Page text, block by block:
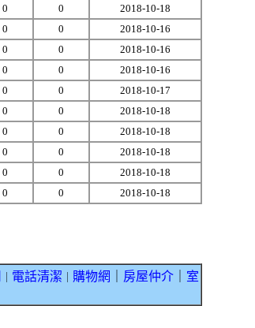
0 0 2018-10-18
0 0 2018-10-16
0 0 2018-10-16
0 0 2018-10-16
0 0 2018-10-17
0 0 2018-10-18
0 0 2018-10-18
0 0 2018-10-18
0 0 2018-10-18
0 0 2018-10-18
電話清潔 購物網 房屋仲介｜ 室